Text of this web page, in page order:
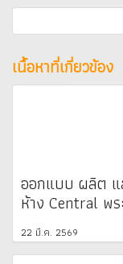
เนื้อหาที่เกี่ยวข้อง
ออกแบบ ผลิต แ
ห้าง Central พ
22 มี.ค. 2569